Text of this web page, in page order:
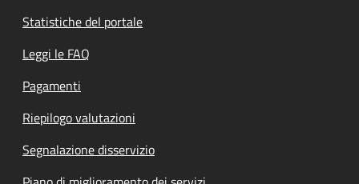
Statistiche del portale
Leggi le FAQ
Pagamenti
Riepilogo valutazioni
Segnalazione disservizio